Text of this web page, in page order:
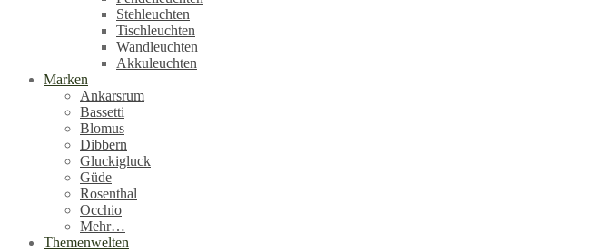
Stehleuchten
Tischleuchten
Wandleuchten
Akkuleuchten
Marken
Ankarsrum
Bassetti
Blomus
Dibbern
Gluckigluck
Güde
Rosenthal
Occhio
Mehr…
Themenwelten